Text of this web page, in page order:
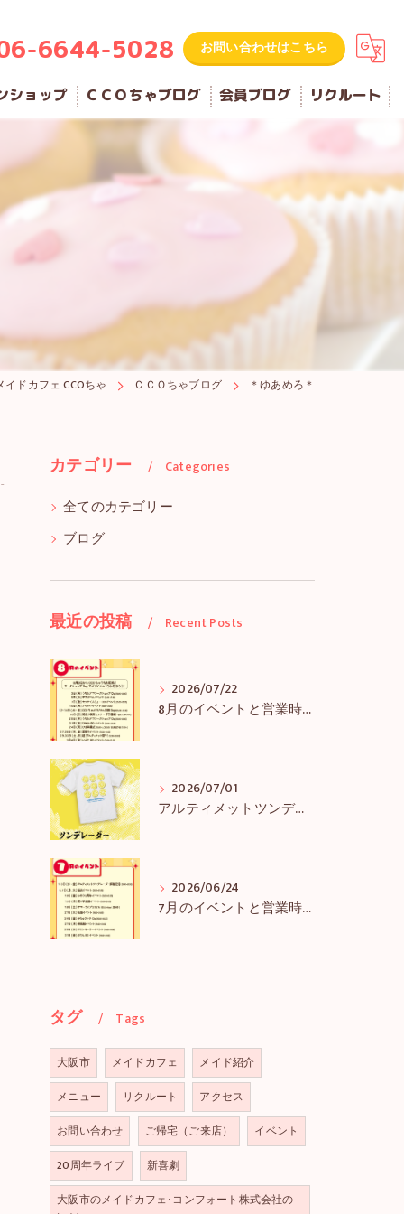
6644-5028 お問い合わせはこちら
ショップ ＣＣＯちゃブログ 会員ブログ リクルート
ドカフェ CCOちゃ ＣＣＯちゃブログ ＊ゆあめろ＊
カテゴリー Categories
全てのカテゴリー
ブログ
最近の投稿 Recent Posts
2026/07/22
8月のイベントと営業時間のお知らせ
2026/07/01
アルティメットツンデレーダー解禁＆アルツンBIGTEE販売のお知らせ
2026/06/24
7月のイベントと営業時間のお知らせ
タグ Tags
大阪市 メイドカフェ
メイド紹介
メニュー
リクルート
アクセス
お問い合わせ
ご帰宅（ご来店）
イベント
20周年ライブ
新喜劇
大阪市のメイドカフェ･コンフォート株式会社の